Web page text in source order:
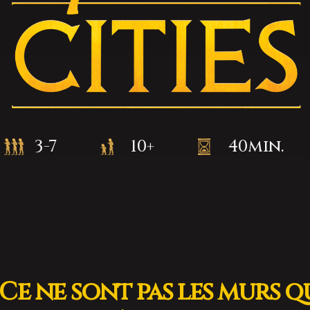
3-7 10+ 40min.
ne sont pas les murs